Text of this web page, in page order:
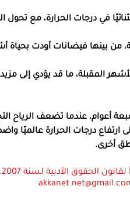
في درجات الحرارة، مع تحول
بينها فيضانات أودت بحياة
المقبلة، ما قد يؤدي إلى
أعوام، عندما تضعف الرياح
ارتفاع درجات الحرارة عالميًا
أخرى.